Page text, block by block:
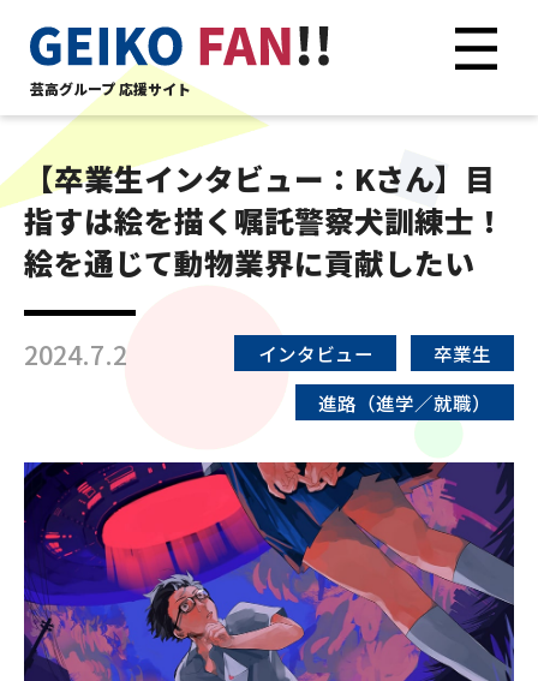
芸高グループ 応援サイト
【卒業生インタビュー：Kさん】目
指すは絵を描く嘱託警察犬訓練士！
絵を通じて動物業界に貢献したい
2024.7.2 インタビュー
卒業生
進路（進学／就職）